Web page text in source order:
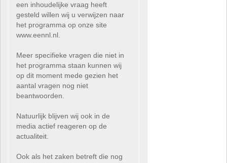
een inhoudelijke vraag heeft
gesteld willen wij u verwijzen naar
het programma op onze site
www.eennl.nl.
Meer specifieke vragen die niet in
het programma staan kunnen wij
op dit moment mede gezien het
aantal vragen nog niet
beantwoorden.
Natuurlijk blijven wij ook in de
media actief reageren op de
actualiteit.
Ook als het zaken betreft die nog